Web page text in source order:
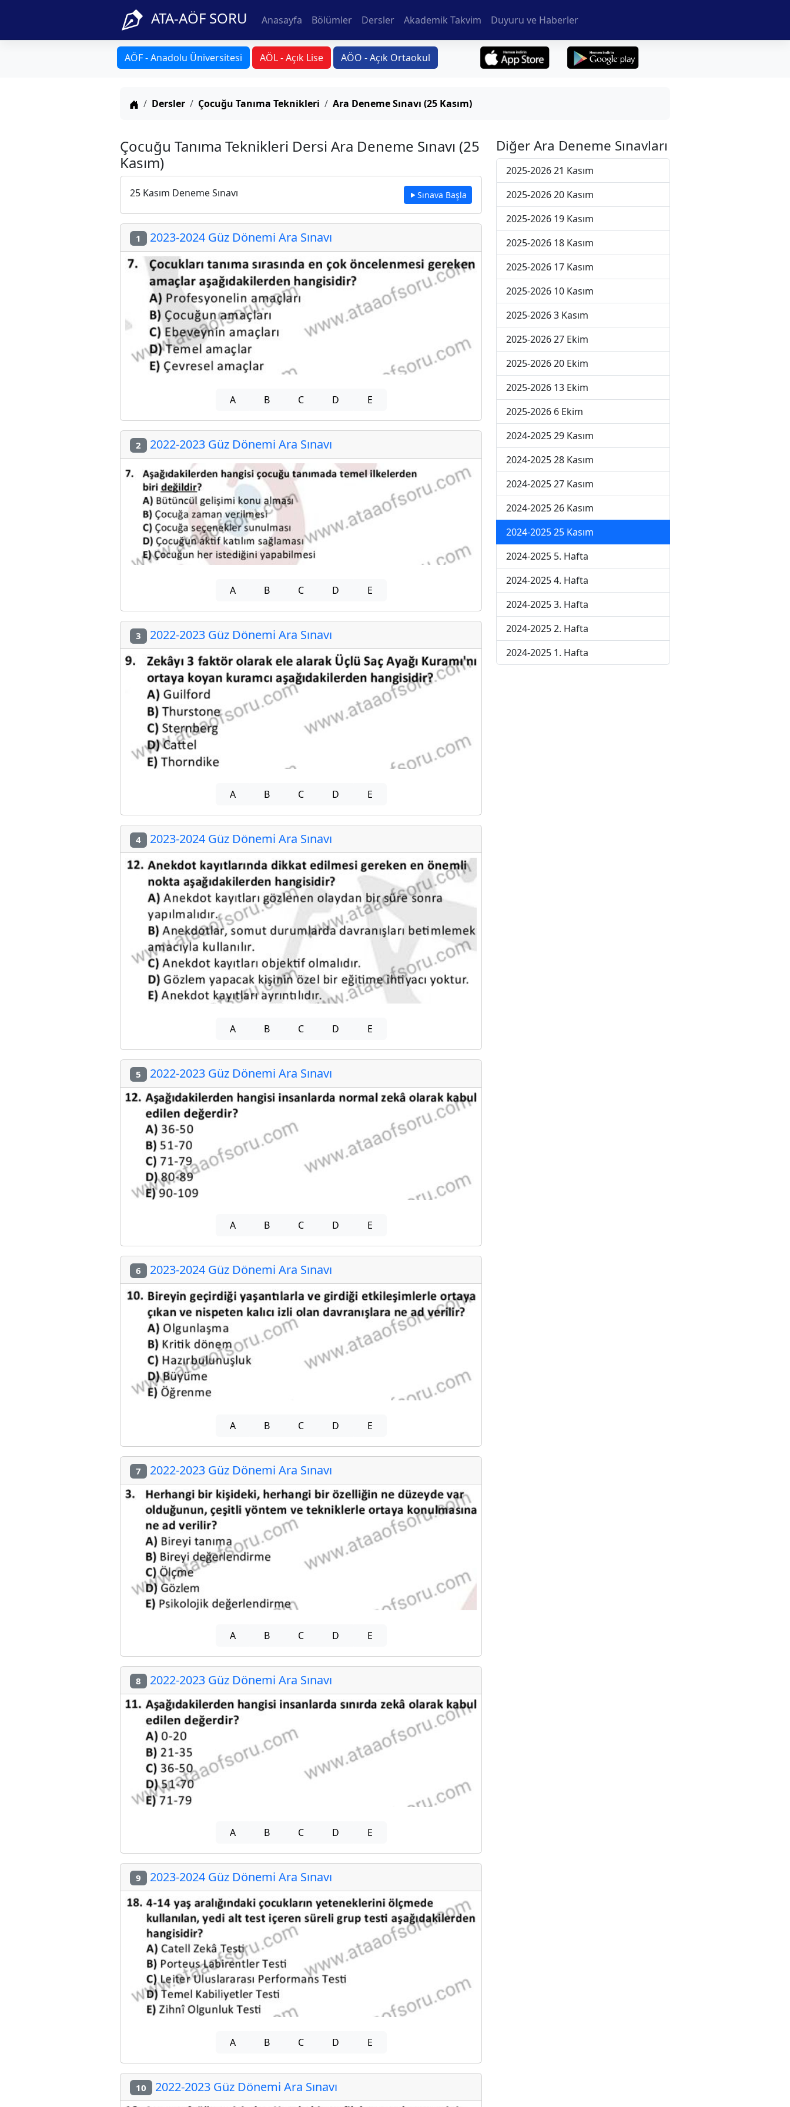
ATA-AÖF SORU Anasayfa Bölümler Dersler Akademik Takvim Duyuru ve Haberler
AÖF - Anadolu Üniversitesi AÖL - Açık Lise AÖO - Açık Ortaokul
Anasayfa
Dersler Çocuğu Tanıma Teknikleri Ara Deneme Sınavı (25 Kasım)
Çocuğu Tanıma Teknikleri Dersi Ara Deneme Sınavı (25
Kasım)
25 Kasım Deneme Sınavı Sınava Başla
1 2023-2024 Güz Dönemi Ara Sınavı
A B C D E
2 2022-2023 Güz Dönemi Ara Sınavı
A B C D E
3 2022-2023 Güz Dönemi Ara Sınavı
A B C D E
4 2023-2024 Güz Dönemi Ara Sınavı
A B C D E
5 2022-2023 Güz Dönemi Ara Sınavı
A B C D E
6 2023-2024 Güz Dönemi Ara Sınavı
A B C D E
7 2022-2023 Güz Dönemi Ara Sınavı
A B C D E
8 2022-2023 Güz Dönemi Ara Sınavı
A B C D E
9 2023-2024 Güz Dönemi Ara Sınavı
A B C D E
10 2022-2023 Güz Dönemi Ara Sınavı
Diğer Ara Deneme Sınavları
2025-2026 21 Kasım
2025-2026 20 Kasım
2025-2026 19 Kasım
2025-2026 18 Kasım
2025-2026 17 Kasım
2025-2026 10 Kasım
2025-2026 3 Kasım
2025-2026 27 Ekim
2025-2026 20 Ekim
2025-2026 13 Ekim
2025-2026 6 Ekim
2024-2025 29 Kasım
2024-2025 28 Kasım
2024-2025 27 Kasım
2024-2025 26 Kasım
2024-2025 25 Kasım
2024-2025 5. Hafta
2024-2025 4. Hafta
2024-2025 3. Hafta
2024-2025 2. Hafta
2024-2025 1. Hafta